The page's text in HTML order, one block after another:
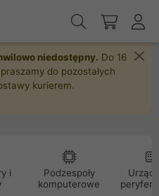
niedostępny. Do 16
do pozostałych
kurierem.
i
Podzespoły
komputerowe